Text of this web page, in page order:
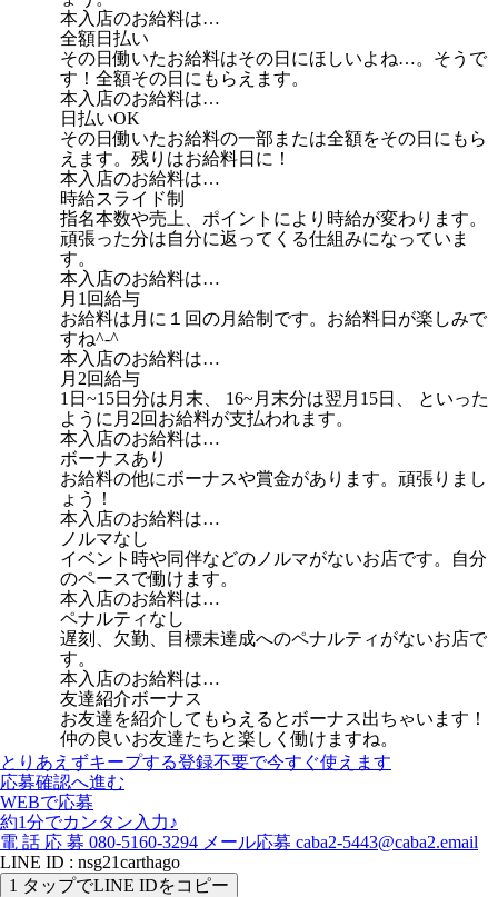
本入店のお給料は…
全額日払い
その日働いたお給料はその日にほしいよね…。そうで
す！全額その日にもらえます。
本入店のお給料は…
日払いOK
その日働いたお給料の一部または全額をその日にもら
えます。残りはお給料日に！
本入店のお給料は…
時給スライド制
指名本数や売上、ポイントにより時給が変わります。
頑張った分は自分に返ってくる仕組みになっていま
す。
本入店のお給料は…
月1回給与
お給料は月に１回の月給制です。お給料日が楽しみで
すね^-^
本入店のお給料は…
月2回給与
1日~15日分は月末、 16~月末分は翌月15日、 といった
ように月2回お給料が支払われます。
本入店のお給料は…
ボーナスあり
お給料の他にボーナスや賞金があります。頑張りまし
ょう！
本入店のお給料は…
ノルマなし
イベント時や同伴などのノルマがないお店です。自分
のペースで働けます。
本入店のお給料は…
ペナルティなし
遅刻、欠勤、目標未達成へのペナルティがないお店で
す。
本入店のお給料は…
友達紹介ボーナス
お友達を紹介してもらえるとボーナス出ちゃいます！
仲の良いお友達たちと楽しく働けますね。
とりあえずキープする登録不要で今すぐ使えます
応募確認へ進む
WEBで応募
約1分でカンタン入力♪
電 話 応 募 080-5160-3294 メール応募 caba2-5443@caba2.email
LINE ID : nsg21carthago
1 タップでLINE IDをコピー